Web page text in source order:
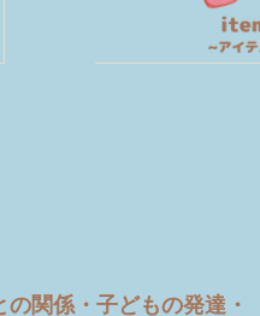
関係・子どもの発達・